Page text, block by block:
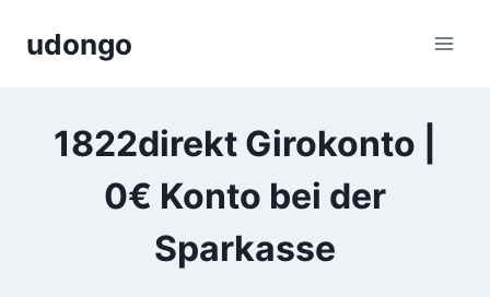
Inhaltudongo
1822direkt Girokonto |
0€ Konto bei der
Sparkasse